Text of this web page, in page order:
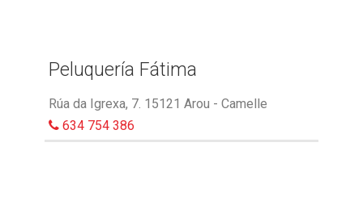
Peluquería Fátima
Rúa da Igrexa, 7. 15121 Arou - Camelle
634 754 386